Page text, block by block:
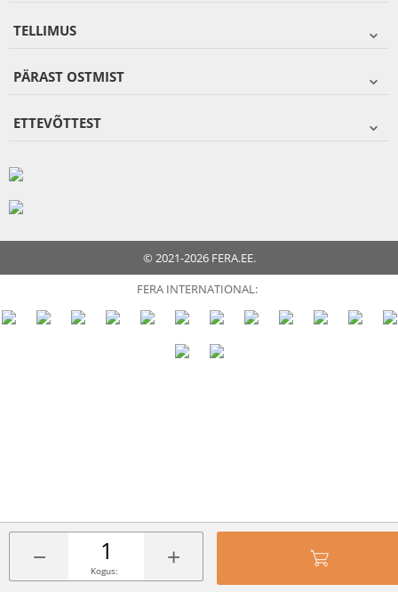
− +
Kogus:
TELLIMUS
PÄRAST OSTMIST
ETTEVÕTTEST
© 2021-2026 FERA.EE.
FERA INTERNATIONAL: